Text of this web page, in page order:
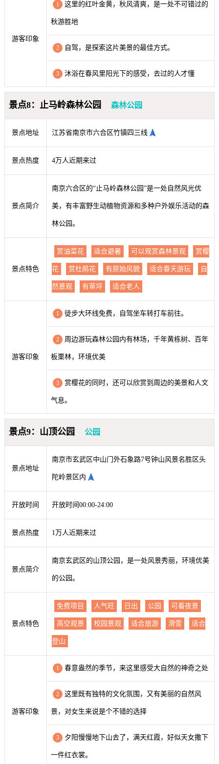
游客印象
1 这里的红叶金黄，秋风清爽，是一处不可错过的
秋游胜地
2 自驾，是探索这片美景的最佳方式。
3 沐浴在春风里阳光下的感受，去过的人才懂
景点8：止马岭森林公园 森林公园
景点地址 江苏省南京市六合区竹镇四三线
景点热度 4万人近期来过
景点简介
南京六合区的“止马岭森林公园”是一处自然风光优
美，有丰富野生动植物资源和多种户外娱乐活动的森
林公园。
景点特色
赏油菜花 适合避暑 可以观赏森林景观 赏樱
花 赏杜鹃花 有原始风貌 适合春天游玩 自
然景观 有草坪 适合老人
游客印象
1 徒步大环线免费，自驾坐车转打车前往。
2 周边游玩森林公园内有林场，千年黄栋树、百年
板栗林，环境优美
3 赏樱花的同时，还可以欣赏到周边的美景和人文
气息。
景点9：山顶公园 公园
景点地址
南京市玄武区中山门外石象路7号钟山风景名胜区头
陀岭景区内
开放时间 开放时间00:00-24:00
景点热度 1万人近期来过
景点简介
南京玄武区的山顶公园，是一处风景秀丽，环境优美
的公园。
景点特色
免费项目 人气旺 日出 公园 可看夜景
高空观景 校园景观 适合旅游 滑雪 适合
登山
游客印象
1 春意盎然的季节，来这里感受大自然的神奇之处
2 这里既有独特的文化氛围，又有美丽的自然风
景，对女生来说是个不错的选择
3 夕阳慢慢地下山去了，满天红霞，好似天女撒下
一件红衣裳。